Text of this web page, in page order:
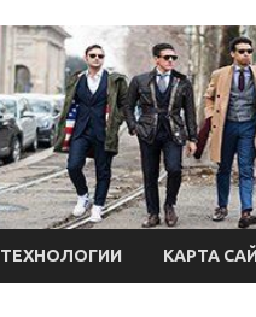
ТЕХНОЛОГИИ КАРТА